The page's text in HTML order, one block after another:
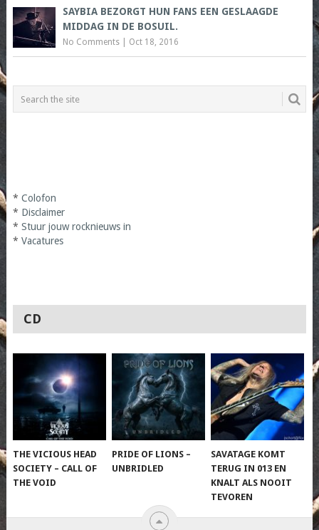
SAYBIA BEZORGT HUN FANS EEN GESLAAGDE
MIDDAG IN DE BOSUIL.
No Comments| Oct 18, 2016
* Colofon
* Disclaimer
* Stuur jouw rocknieuws in
* Vacatures
CD
THE VICIOUS HEAD
SOCIETY – CALL OF
THE VOID
PRIDE OF LIONS –
UNBRIDLED
SAVATAGE KOMT
TERUG IN 013 EN
KNALT ALS NOOIT
TEVOREN